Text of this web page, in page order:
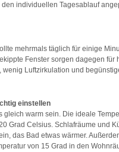
individuellen Tagesablauf
mehrmals täglich für einige
Fenster sorgen dagegen für
wenig Luftzirkulation und
einstellen
gleich warm sein. Die ideale
Grad Celsius. Schlafräume und
das Bad etwas wärmer.
von 15 Grad in den